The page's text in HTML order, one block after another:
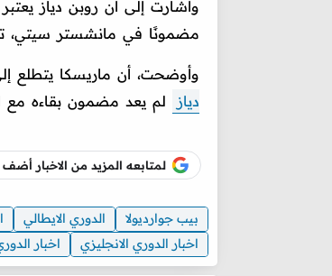
وأشارت إلى أن روبن دياز
مضمونًا في مانشستر سيتي،
وأوضحت، أن ماريسكا يتطلع
دياز
لم يعد مضمون بقاءه مع
لمتابعه المزيد من الاخبار
بيب جوارديولا الدوري الايطالي
اخبار الدوري الانجليزي
اخبار